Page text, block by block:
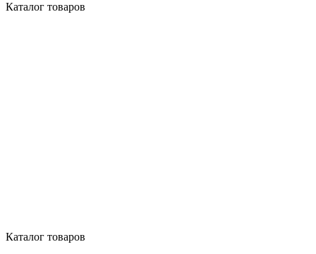
Каталог товаров
Каталог товаров